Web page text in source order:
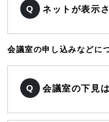
Q ネットが表示
会議室の申し込みなどに
Q 会議室の下見